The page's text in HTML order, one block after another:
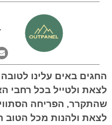
החגים באים עלינו
לצאת ולטייל בכל רחבי
שהתקרר, הפריחה
לצאת ולהנות מכל הטוב